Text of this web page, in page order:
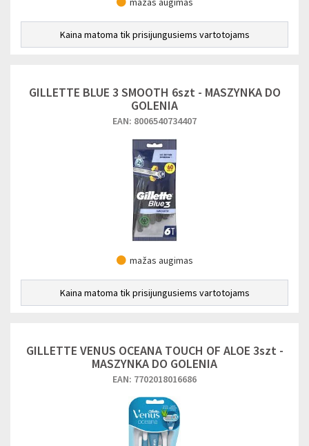
Kaina matoma tik prisijungusiems vartotojams
GILLETTE BLUE 3 SMOOTH 6szt - MASZYNKA DO
GOLENIA
EAN: 8006540734407
mažas augimas
Kaina matoma tik prisijungusiems vartotojams
GILLETTE VENUS OCEANA TOUCH OF ALOE 3szt -
MASZYNKA DO GOLENIA
EAN: 7702018016686